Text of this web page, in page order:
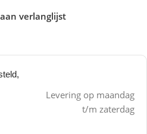
verlanglijst
Levering op maandag
t/m zaterdag